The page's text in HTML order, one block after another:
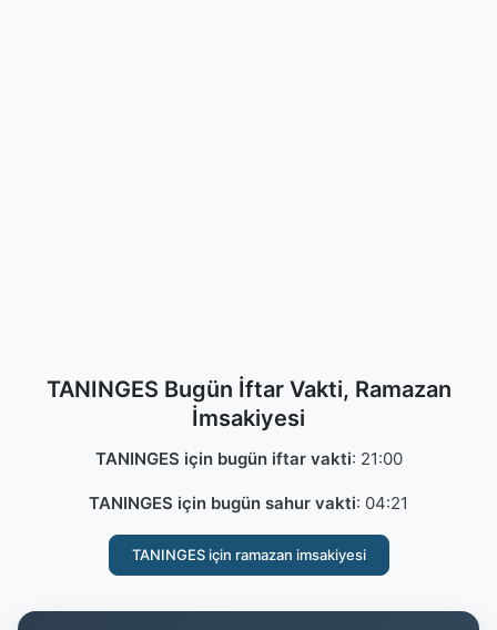
TANINGES Bugün İftar Vakti, Ramazan
İmsakiyesi
TANINGES için bugün iftar vakti: 21:00
TANINGES için bugün sahur vakti: 04:21
TANINGES için ramazan imsakiyesi